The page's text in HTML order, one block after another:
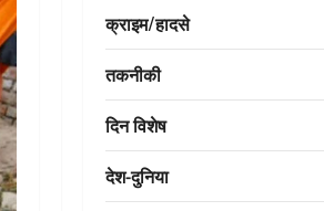
क्राइम/हादसे
तकनीकी
दिन विशेष
देश-दुनिया